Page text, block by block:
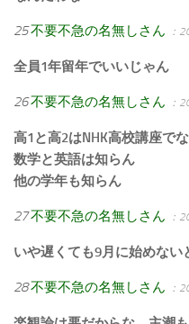
25不要不急の名無しさん ：
全員1年留年でいいじゃん
26不要不急の名無しさん ：
高1と高2はNHK高校講座で
数学と英語は知らん
他の学年も知らん
27不要不急の名無しさん ：
いや遅くても9月に始めない
28不要不急の名無しさん ：